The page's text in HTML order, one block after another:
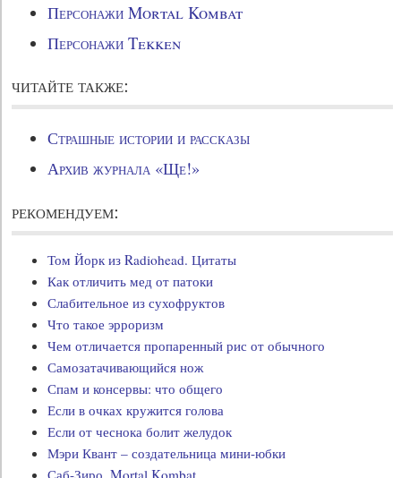
Персонажи Mortal Kombat
Персонажи Tekken
читайте также:
Страшные истории и рассказы
Архив журнала «Ще!»
рекомендуем:
Том Йорк из Radiohead. Цитаты
Как отличить мед от патоки
Слабительное из сухофруктов
Что такое эрроризм
Чем отличается пропаренный рис от обычного
Самозатачивающийся нож
Спам и консервы: что общего
Если в очках кружится голова
Если от чеснока болит желудок
Мэри Квант – создательница мини-юбки